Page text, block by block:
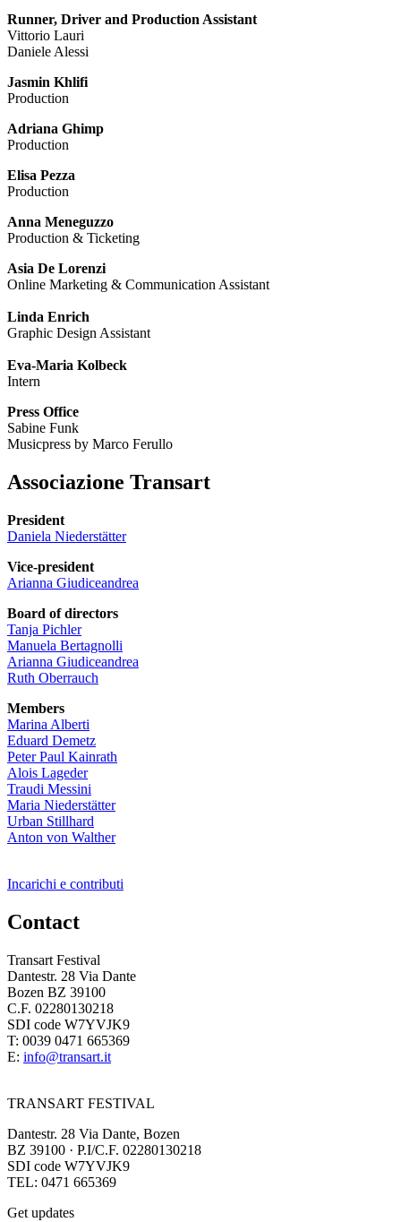
Runner, Driver and Production Assistant
Vittorio Lauri
Daniele Alessi
Jasmin Khlifi
Production
Adriana Ghimp
Production
Elisa Pezza
Production
Anna Meneguzzo
Production & Ticketing
Asia De Lorenzi
Online Marketing & Communication Assistant
Linda Enrich
Graphic Design Assistant
Eva-Maria Kolbeck
Intern
Press Office
Sabine Funk
Musicpress by Marco Ferullo
Associazione Transart
President
Daniela Niederstätter
Vice-president
Arianna Giudiceandrea
Board of directors
Tanja Pichler
Manuela Bertagnolli
Arianna Giudiceandrea
Ruth Oberrauch
Members
Marina Alberti
Eduard Demetz
Peter Paul Kainrath
Alois Lageder
Traudi Messini
Maria Niederstätter
Urban Stillhard
Anton von Walther
Incarichi e contributi
Contact
Transart Festival
Dantestr. 28 Via Dante
Bozen BZ 39100
C.F. 02280130218
SDI code W7YVJK9
T: 0039 0471 665369
E: info@transart.it
TRANSART FESTIVAL
Dantestr. 28 Via Dante, Bozen
BZ 39100 · P.I/C.F. 02280130218
SDI code W7YVJK9
TEL: 0471 665369
Get updates